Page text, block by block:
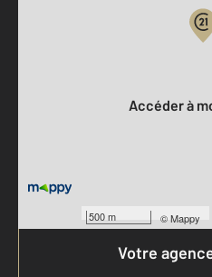
500 m ©Mappy
Accéder à
Votre